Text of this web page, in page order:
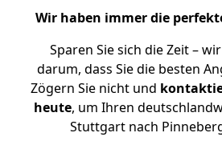
Wir haben immer die
Sparen Sie sich die Zeit –
darum, dass Sie die besten
Zögern Sie nicht und
heute, um Ihren
Stuttgart nach